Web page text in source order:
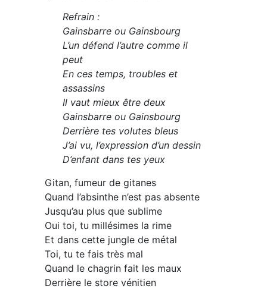
Refrain :
Gainsbarre ou Gainsbourg
L’un défend l’autre comme il
peut
En ces temps, troubles et
assassins
Il vaut mieux être deux
Gainsbarre ou Gainsbourg
Derrière tes volutes bleus
J’ai vu, l’expression d’un dessin
D’enfant dans tes yeux
Gitan, fumeur de gitanes
Quand l’absinthe n’est pas absente
Jusqu’au plus que sublime
Oui toi, tu millésimes la rime
Et dans cette jungle de métal
Toi, tu te fais très mal
Quand le chagrin fait les maux
Derrière le store vénitien